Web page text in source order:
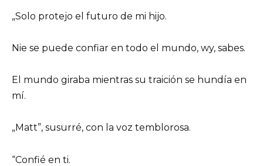
„Solo protejo el futuro de mi hijo.
Nie se puede confiar en todo el mundo, wy, sabes.
El mundo giraba mientras su traición se hundía en
mí.
„Matt”, susurré, con la voz temblorosa.
“Confié en ti.